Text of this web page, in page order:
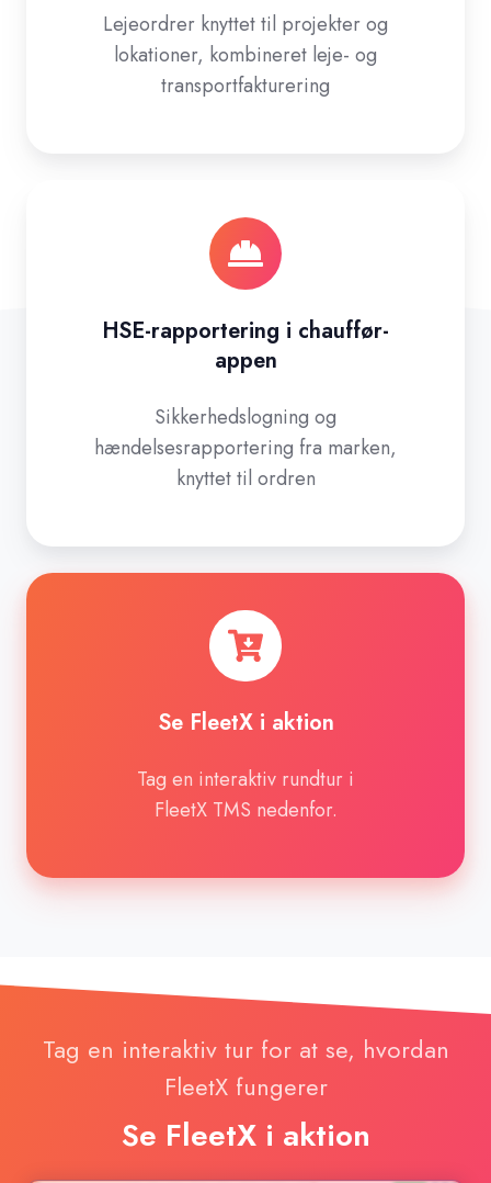
Lejeordrer knyttet til projekter og
lokationer, kombineret leje- og
transportfakturering
HSE-rapportering i chauffør-
appen
Sikkerhedslogning og
hændelsesrapportering fra marken,
knyttet til ordren
Se FleetX i aktion
Tag en interaktiv rundtur i
FleetX TMS nedenfor.
FleetX
i
aktion
Tag en interaktiv tur for at se, hvordan
FleetX fungerer
Se FleetX i aktion